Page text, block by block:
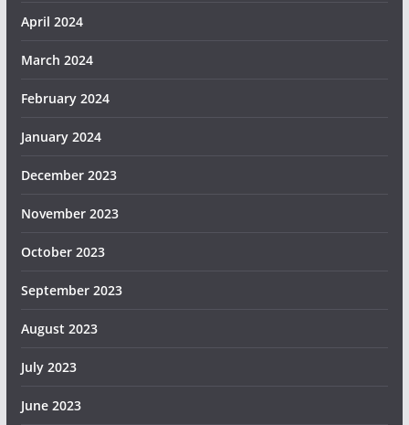
April 2024
March 2024
February 2024
January 2024
December 2023
November 2023
October 2023
September 2023
August 2023
July 2023
June 2023